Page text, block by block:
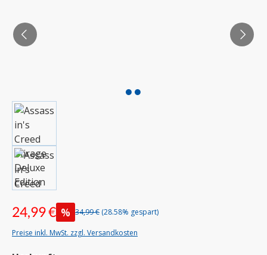
24,99 € % 34,99 € (28.58% gespart)
Preise inkl. MwSt. zzgl. Versandkosten